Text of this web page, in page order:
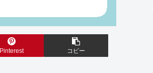
Pinterest コピー